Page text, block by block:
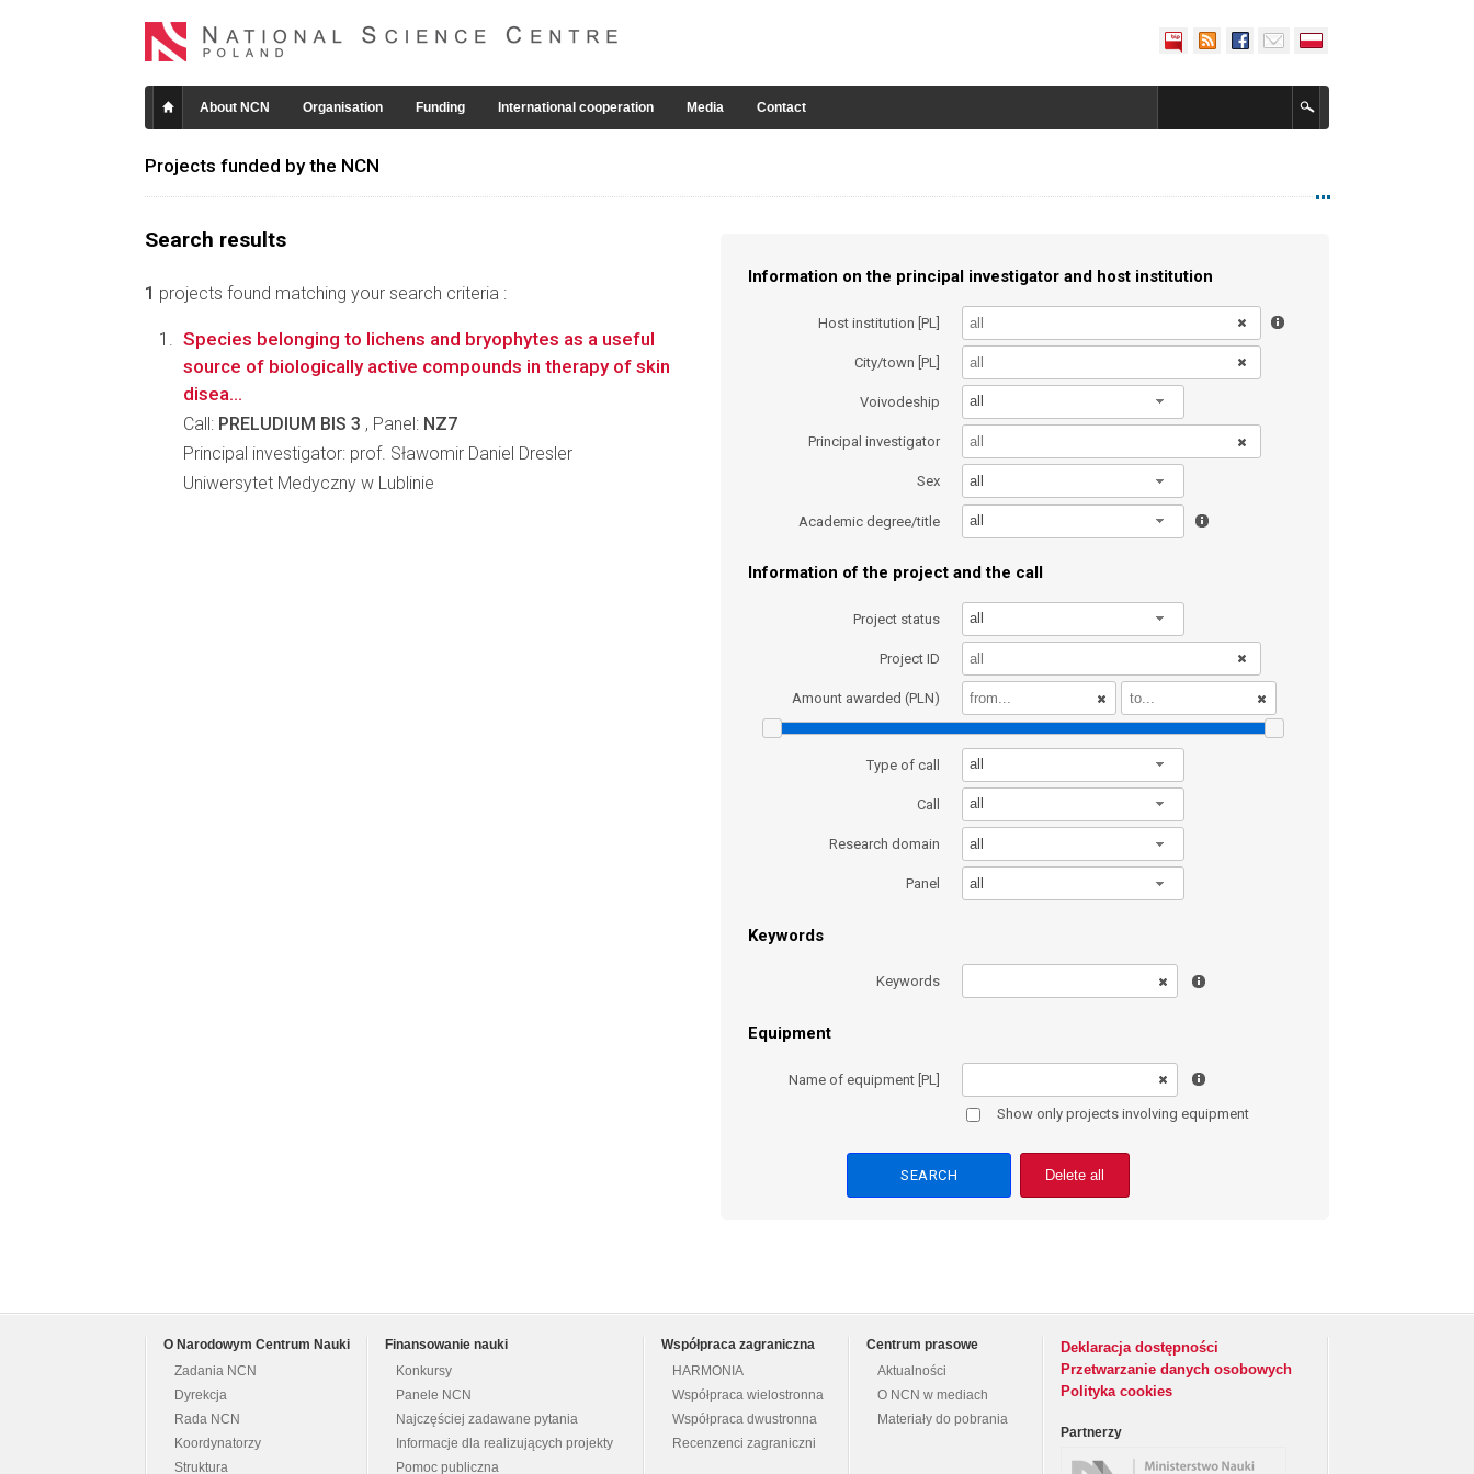
About NCN Organisation Funding International cooperation Media Contact
Projects funded by the NCN
Search results
1 projects found matching your search criteria :
Information on the principal investigator and host institution
Host institution [PL]
City/town [PL]
Voivodeship all
Principal investigator
Sex all
Academic degree/title all
Information of the project and the call
Project status all
Project ID
Amount awarded (PLN)
Type of call all
Call all
Research domain all
Panel all
Keywords
Keywords
Equipment
Name of equipment [PL]
Show only projects involving equipment
Delete all
Species belonging to lichens and bryophytes as a useful
source of biologically active compounds in therapy of skin
disea...
Call: PRELUDIUM BIS 3 , Panel: NZ7
Principal investigator: prof. Sławomir Daniel Dresler
Uniwersytet Medyczny w Lublinie
O Narodowym Centrum Nauki
Zadania NCN
Dyrekcja
Rada NCN
Koordynatorzy
Struktura
Finansowanie nauki
Konkursy
Panele NCN
Najczęściej zadawane pytania
Informacje dla realizujących projekty
Pomoc publiczna
Współpraca zagraniczna
HARMONIA
Współpraca wielostronna
Współpraca dwustronna
Recenzenci zagraniczni
Centrum prasowe
Aktualności
O NCN w mediach
Materiały do pobrania
Deklaracja dostępności
Przetwarzanie danych osobowych
Polityka cookies
Partnerzy